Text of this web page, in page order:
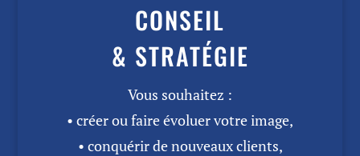
CONSEIL
& STRATÉGIE
Vous souhaitez :
• créer ou faire évoluer votre image,
• conquérir de nouveaux clients,